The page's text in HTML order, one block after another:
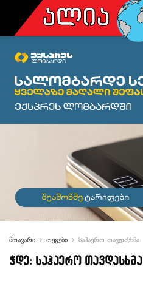
მთავარი თეგები საჰაერო თავდასხმა
ჭდე: საჰაერო თავდასხმა